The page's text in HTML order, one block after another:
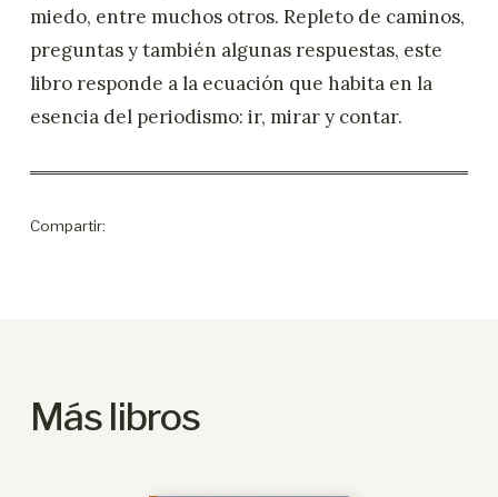
miedo, entre muchos otros. Repleto de caminos,
preguntas y también algunas respuestas, este
libro responde a la ecuación que habita en la
esencia del periodismo: ir, mirar y contar.
Compartir:
Más libros